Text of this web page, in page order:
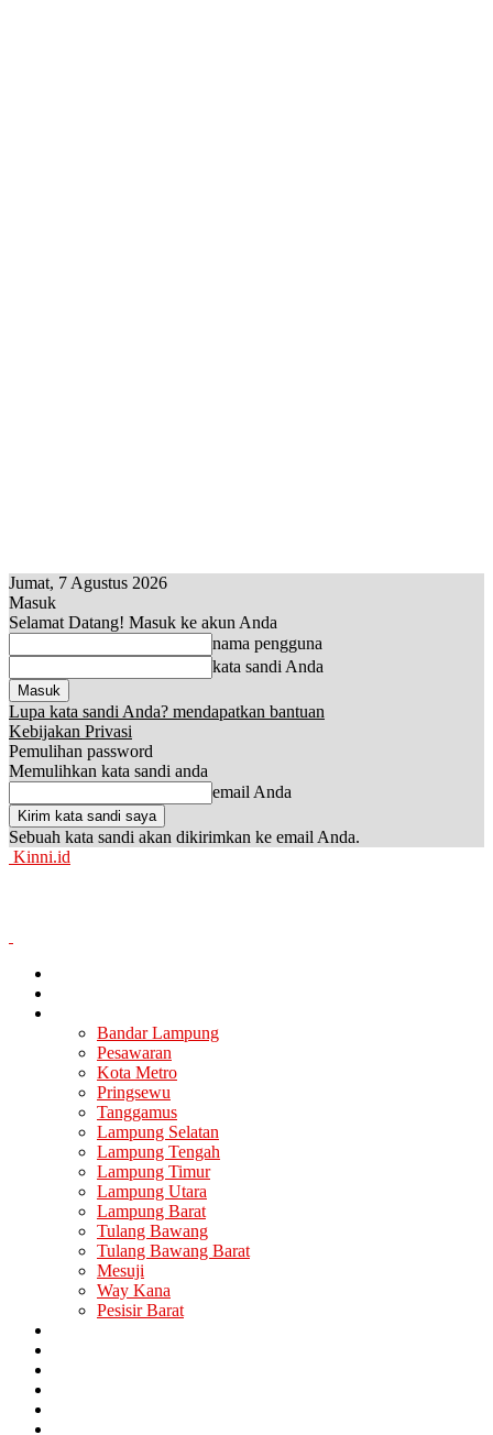
Jumat, 7 Agustus 2026
Masuk
Selamat Datang! Masuk ke akun Anda
nama pengguna
kata sandi Anda
Lupa kata sandi Anda? mendapatkan bantuan
Kebijakan Privasi
Pemulihan password
Memulihkan kata sandi anda
email Anda
Sebuah kata sandi akan dikirimkan ke email Anda.
Kinni.id
Bandar Lampung
Pesawaran
Kota Metro
Pringsewu
Tanggamus
Lampung Selatan
Lampung Tengah
Lampung Timur
Lampung Utara
Lampung Barat
Tulang Bawang
Tulang Bawang Barat
Mesuji
Way Kana
Pesisir Barat